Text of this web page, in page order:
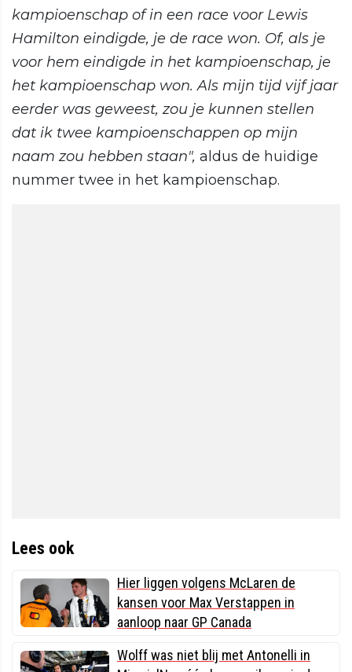
kampioenschap of in een race voor Lewis
Hamilton eindigde, je de race won. Of, als je
voor hem eindigde in het kampioenschap, je
het kampioenschap won. Als mijn tijd vijf jaar
eerder was geweest, zou je kunnen stellen
dat ik twee kampioenschappen op mijn
naam zou hebben staan", aldus de huidige
nummer twee in het kampioenschap.
Lees ook
Hier liggen volgens McLaren de
kansen voor Max Verstappen in
aanloop naar GP Canada
Wolff was niet blij met Antonelli in